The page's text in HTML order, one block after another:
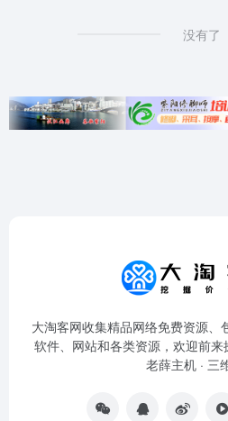
没有了
大淘客网收集精品网络免费资源、
软件、网站和各类资源，欢迎前来
老薛主机 · 三